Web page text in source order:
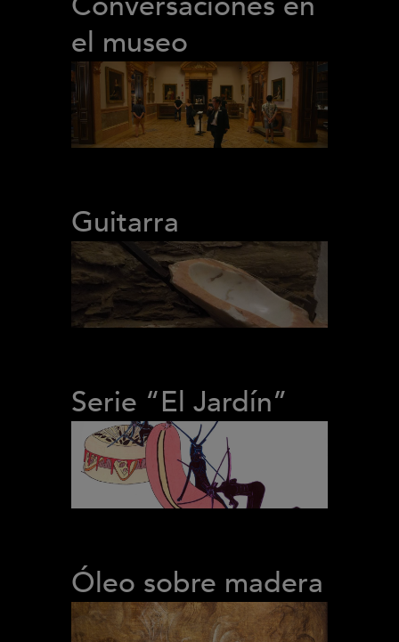
el museo
Guitarra
Serie “El Jardín”
Óleo sobre madera